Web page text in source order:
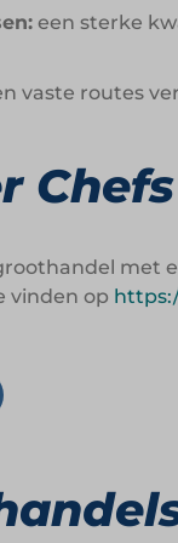
een sterke
vaste routes
met
vinden op